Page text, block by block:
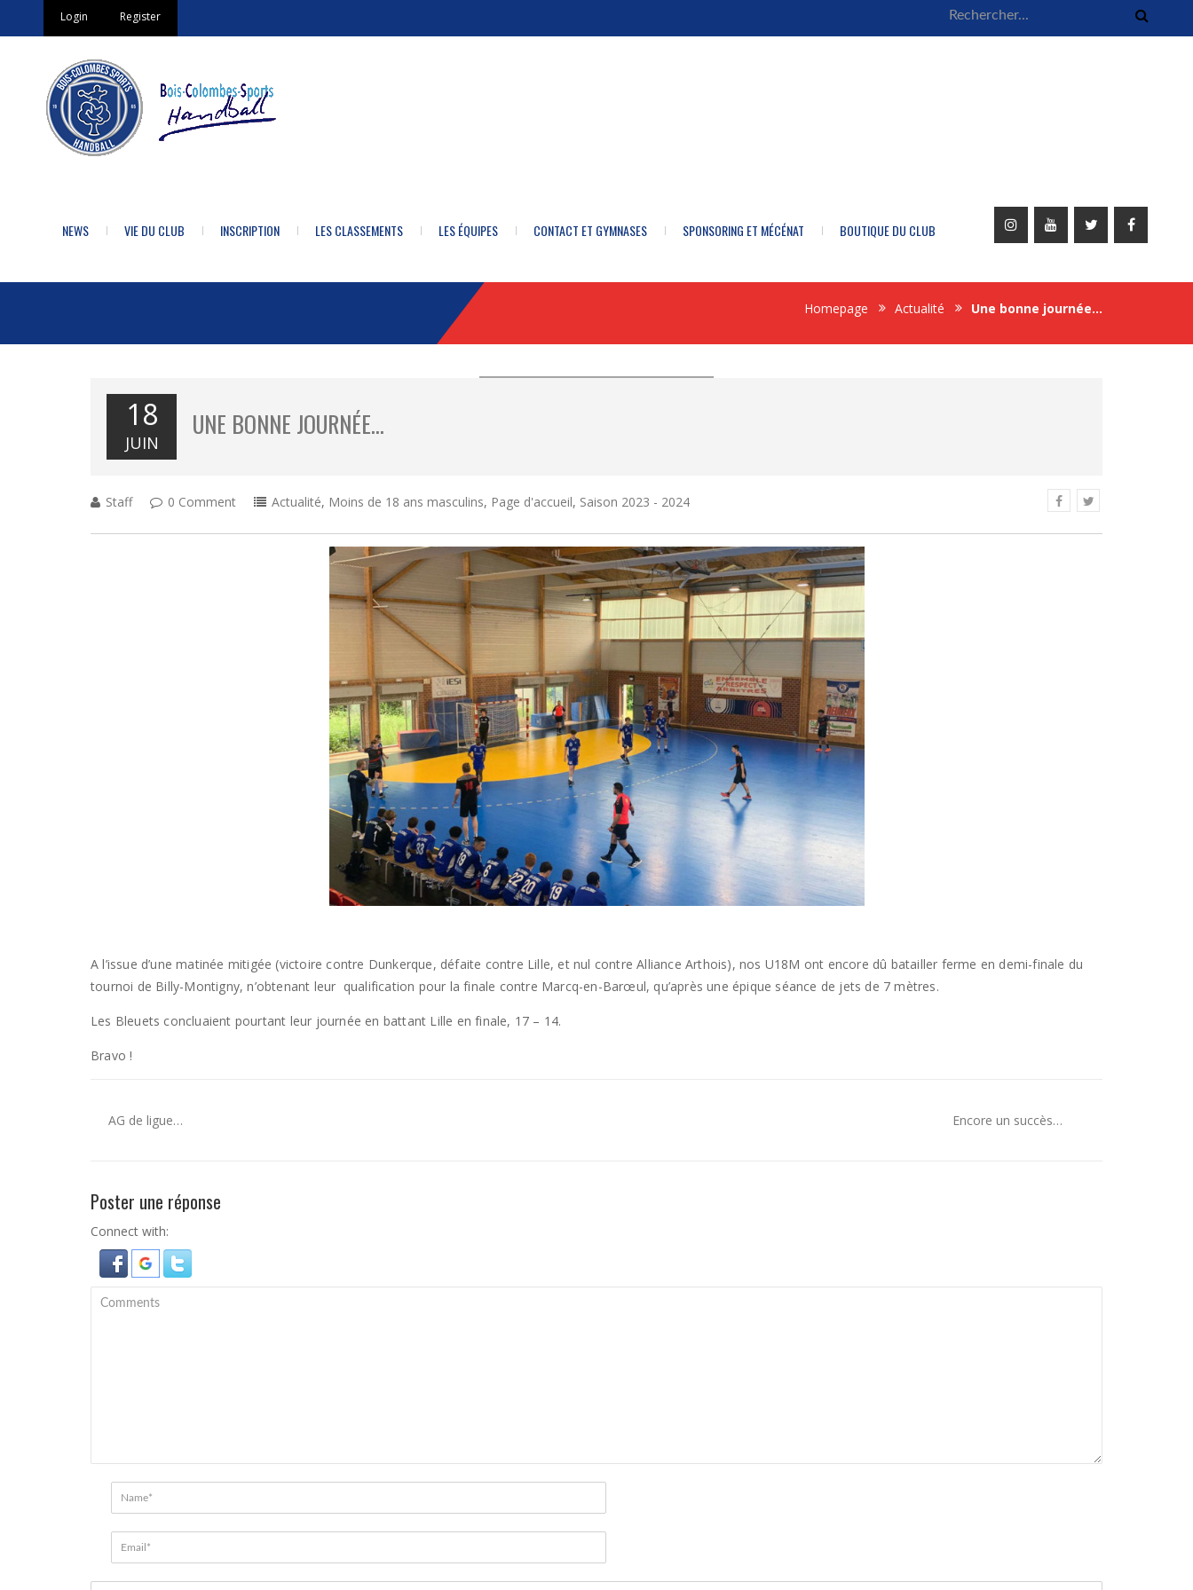
Login Register
NEWS VIE DU CLUB INSCRIPTION LES CLASSEMENTS LES ÉQUIPES CONTACT ET GYMNASES SPONSORING ET MÉCÉNAT BOUTIQUE DU CLUB
Homepage Actualité Une bonne journée…
18
JUIN
UNE BONNE JOURNÉE…
Staff 0 Comment Actualité, Moins de 18 ans masculins, Page d'accueil, Saison 2023 - 2024
A l’issue d’une matinée mitigée (victoire contre Dunkerque, défaite contre Lille, et nul contre Alliance Arthois), nos U18M ont encore dû batailler ferme en demi-finale du
tournoi de Billy-Montigny, n’obtenant leur qualification pour la finale contre Marcq-en-Barœul, qu’après une épique séance de jets de 7 mètres.
Les Bleuets concluaient pourtant leur journée en battant Lille en finale, 17 – 14.
Bravo !
AG de ligue… Encore un succès…
Poster une réponse
Connect with: